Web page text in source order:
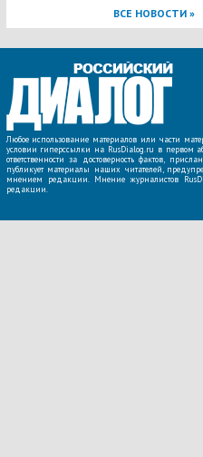
ВСЕ НОВОСТИ »
Любое использование материалов или части
условии гиперссылки на RusDialog.ru в первом
ответственности за достоверность фактов,
публикует материалы наших читателей,
мнением редакции. Мнение журналистов
редакции.